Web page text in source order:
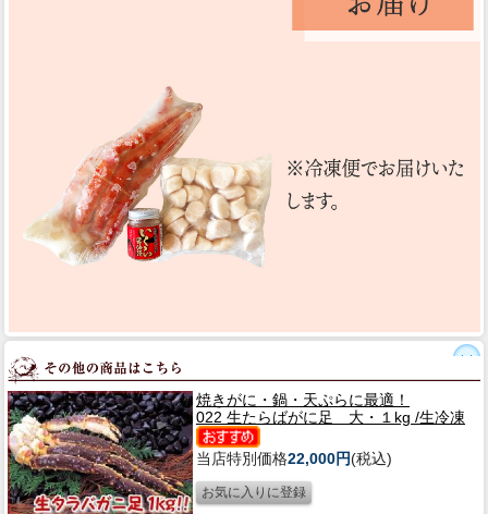
焼きがに・鍋・天ぷらに最適！
022 生たらばがに足 大・１kg /生冷凍
当店特別価格22,000円(税込)